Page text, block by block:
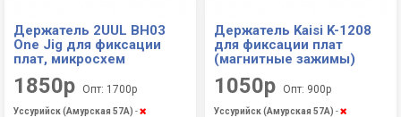
Держатель 2UUL BH03
One Jig для фиксации
плат, микросхем
1850р Опт: 1700р
Уссурийск (Амурская 57А) -
Держатель Kaisi K-1208
для фиксации плат
(магнитные зажимы)
1050р Опт: 900р
Уссурийск (Амурская 57А) -